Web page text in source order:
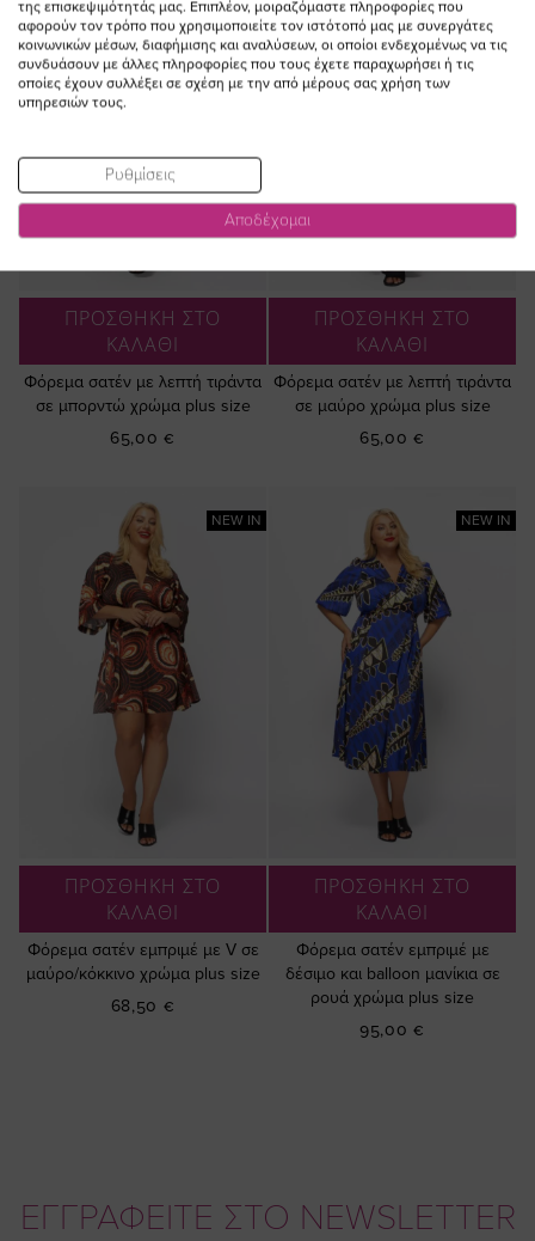
ΠΡΟΣΘΗΚΗ ΣΤΟ
ΚΑΛΑΘΙ
Φόρεμα σατέν με λεπτή τιράντα
σε μπορντώ χρώμα plus size
65,00 €
ΠΡΟΣΘΗΚΗ ΣΤΟ
ΚΑΛΑΘΙ
Φόρεμα σατέν με λεπτή τιράντα
σε μαύρο χρώμα plus size
65,00 €
NEW IN
ΠΡΟΣΘΗΚΗ ΣΤΟ
ΚΑΛΑΘΙ
Φόρεμα σατέν εμπριμέ με V σε
μαύρο/κόκκινο χρώμα plus size
68,50 €
NEW IN
ΠΡΟΣΘΗΚΗ ΣΤΟ
ΚΑΛΑΘΙ
Φόρεμα σατέν εμπριμέ με
δέσιμο και balloon μανίκια σε
ρουά χρώμα plus size
95,00 €
ΕΓΓΡΑΦΕΙΤΕ ΣΤΟ NEWSLETTER
της επισκεψιμότητάς μας. Επιπλέον, μοιραζόμαστε πληροφορίες που
αφορούν τον τρόπο που χρησιμοποιείτε τον ιστότοπό μας με συνεργάτες
κοινωνικών μέσων, διαφήμισης και αναλύσεων, οι οποίοι ενδεχομένως να τις
συνδυάσουν με άλλες πληροφορίες που τους έχετε παραχωρήσει ή τις
οποίες έχουν συλλέξει σε σχέση με την από μέρους σας χρήση των
υπηρεσιών τους.
Ρυθμίσεις
Αποδέχομαι